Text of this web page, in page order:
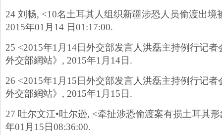
24 刘畅, <10名土耳其人组织新疆涉恐人员偷渡出境
2015年01月14 日01:17:00.
25 <2015年1月14日外交部发言人洪磊主持例行记
外交部網站》, 2015年1月14日.
26 <2015年1月15日外交部发言人洪磊主持例行记
外交部網站》, 2015年1月15日.
27 吐尔文江•吐尔逊, <牵扯涉恐偷渡案有损土耳其
年01月15日08:36:00.